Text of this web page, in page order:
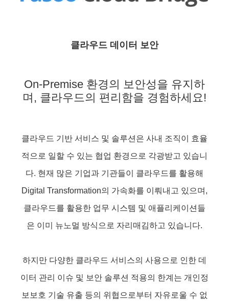
클라우드 데이터 보안
On-Premise 환경의 보안성을 유지하
며, 클라우드의 편리함을 경험하세요!
클라우드 기반 서비스 및 솔루션은 사내 조직이 효율
적으로 일할 수 있는 협업 환경으로 각광받고 있습니
다. 현재 많은 기업과 기관들이 클라우드를 활용해
Digital Transformation의 가속화를 이뤄내고 있으며,
클라우드를 활용한 업무 시스템 및 애플리케이션들
은 이미 뉴노멀 방식으로 자리매김하고 있습니다.
하지만 다양한 클라우드 서비스의 사용으로 인한 데
이터 관리 이슈 및 보안 솔루션 적용의 한계는 개인정
보보호 기술 유출 등의 위협으로부터 자유로울 수 없